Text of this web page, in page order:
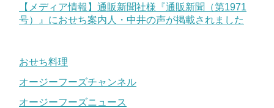
【メディア情報】通販新聞社様『通販新聞（第1971
号）』におせち案内人・中井の声が掲載されました
おせち料理
オージーフーズチャンネル
オージーフーズニュース